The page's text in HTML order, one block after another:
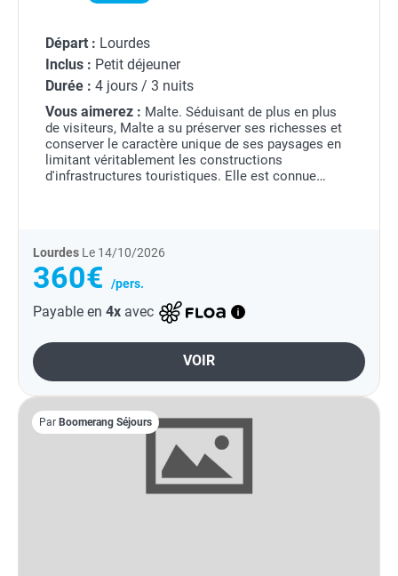
Départ : Lourdes
Inclus : Petit déjeuner
Durée : 4 jours / 3 nuits
Vous aimerez : Malte. Séduisant de plus en plus
de visiteurs, Malte a su préserver ses richesses et
conserver le caractère unique de ses paysages en
limitant véritablement les constructions
d'infrastructures touristiques. Elle est connue
Lourdes Le 14/10/2026
360€ /pers.
Payable en 4x avec
VOIR
Par Boomerang Séjours